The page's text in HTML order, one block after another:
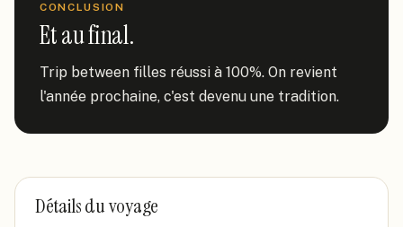
CONCLUSION
Et au final.
Trip between filles réussi à 100%. On revient
l'année prochaine, c'est devenu une tradition.
Détails du voyage